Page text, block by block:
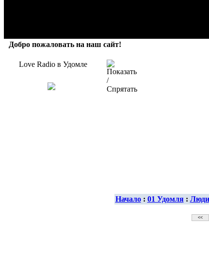
Добро пожаловать на наш сайт!
Love Radio в Удомле
Начало: 01 Удомля: Люди